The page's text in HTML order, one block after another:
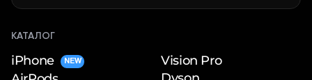
КАТАЛОГ
iPhone NEW
Vision Pro